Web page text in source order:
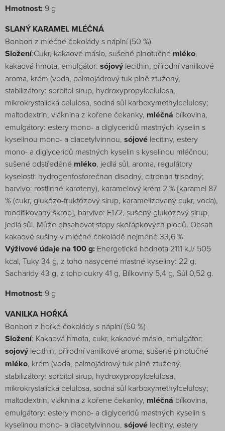
Hmotnost: 9 g
SLANÝ KARAMEL MLÉČNÁ
Bonbon z mléčné čokolády s náplní (50 %)
Složení:Cukr, kakaové máslo, sušené plnotučné mléko,
kakaová hmota, emulgátor: sójový lecithin, přírodní vanilkové
aroma, krém (voda, palmojádrový tuk plně ztužený,
stabilizátory: sorbitol sirup, hydroxypropylcelulosa,
mikrokrystalická celulosa, sodná sůl karboxymethylcelulosy;
maltodextrin, vláknina z kořene čekanky, mléčná bílkovina,
emulgátory: estery mono- a diglyceridů mastných kyselin s
kyselinou mono- a diacetylvinnou, sójové lecitiny, estery
mono- a diglyceridů mastných kyselin s kyselinou mléčnou;
sušené odstředěné mléko, jedlá sůl, aroma, regulátory
kyselosti: hydrogenfosforečnan disodný, citronan trisodný;
barvivo: rostlinné karoteny), karamelový krém 2 % [karamel 87
% (cukr, glukózo-fruktózový sirup, karamelizovaný cukr, voda),
modifikovaný škrob], barvivo: E172, sušený glukózový sirup,
jedlá sůl. Může obsahovat stopy skořápkových plodů. Obsah
kakaové sušiny v mléčné čokoládě nejméně 33,6 %.
Výživové údaje na 100 g: Energetická hodnota 2111 kJ/ 505
kcal, Tuky 34 g, z toho nasycené mastné kyseliny: 22 g,
Sacharidy 43 g, z toho cukry 41 g, Bílkoviny 5,4 g, Sůl 0,52 g.
Hmotnost: 9 g
VANILKA HOŘKÁ
Bonbon z hořké čokolády s náplní (50 %)
Složení: Kakaová hmota, cukr, kakaové máslo, emulgátor:
sojový lecithin, přírodní vanilkové aroma, sušené plnotučné
mléko, krém (voda, palmojádrový tuk plně ztužený,
stabilizátory: sorbitol sirup, hydroxypropylcelulosa,
mikrokrystalická celulosa, sodná sůl karboxymethylcelulosy;
maltodextrin, vláknina z kořene čekanky, mléčná bílkovina,
emulgátory: estery mono- a diglyceridů mastných kyselin s
kyselinou mono- a diacetylvinnou, sójové lecitiny, estery